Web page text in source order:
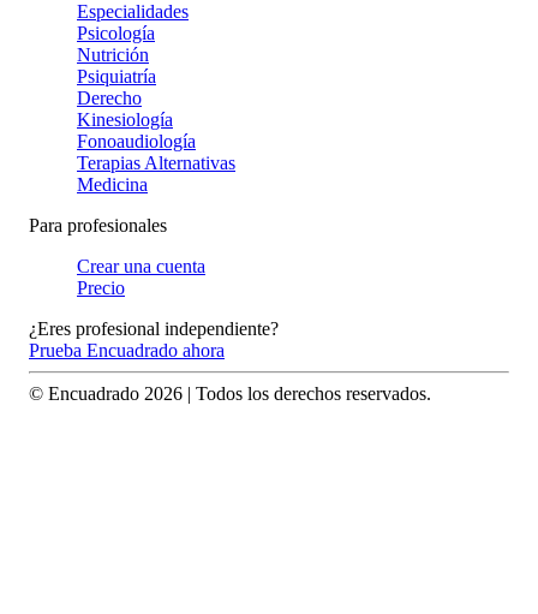
Especialidades
Psicología
Nutrición
Psiquiatría
Derecho
Kinesiología
Fonoaudiología
Terapias Alternativas
Medicina
Para profesionales
Crear una cuenta
Precio
¿Eres profesional independiente?
Prueba Encuadrado ahora
© Encuadrado 2026 | Todos los derechos reservados.